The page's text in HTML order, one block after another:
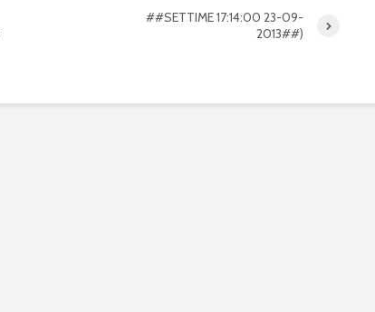
##SETTIME 17:14:00 23-09-
2013##)